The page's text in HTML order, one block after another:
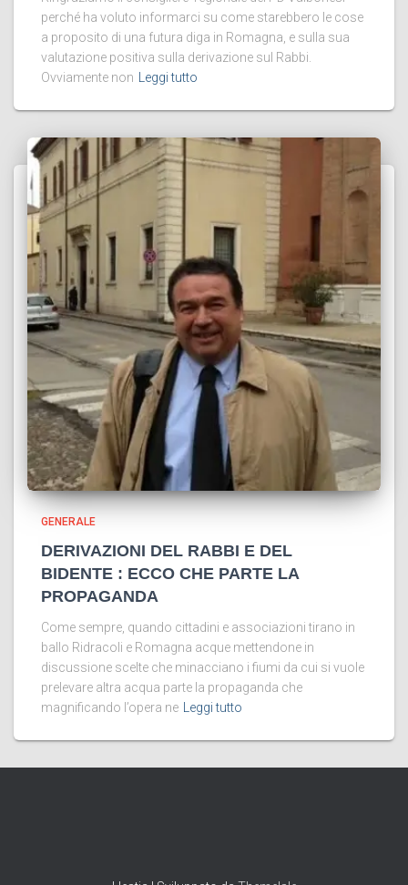
perché ha voluto informarci su come starebbero le cose
a proposito di una futura diga in Romagna, e sulla sua
valutazione positiva sulla derivazione sul Rabbi.
Ovviamente non
Leggi tutto
GENERALE
DERIVAZIONI DEL RABBI E DEL
BIDENTE : ECCO CHE PARTE LA
PROPAGANDA
Come sempre, quando cittadini e associazioni tirano in
ballo Ridracoli e Romagna acque mettendone in
discussione scelte che minacciano i fiumi da cui si vuole
prelevare altra acqua parte la propaganda che
magnificando l’opera ne
Leggi tutto